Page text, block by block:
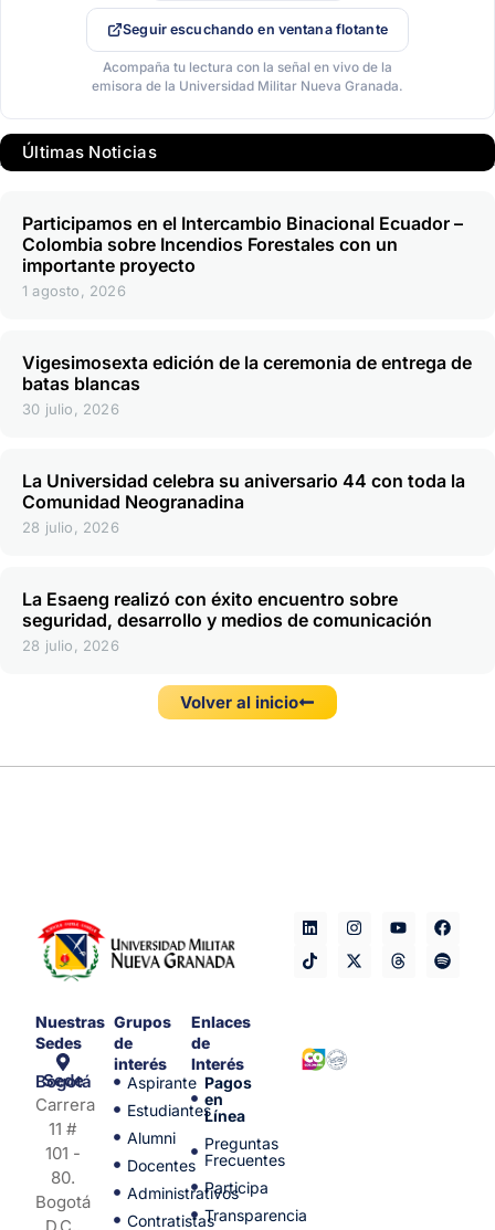
Seguir escuchando en ventana flotante
Acompaña tu lectura con la señal en vivo de la
emisora de la Universidad Militar Nueva Granada.
Últimas Noticias
Participamos en el Intercambio Binacional Ecuador –
Colombia sobre Incendios Forestales con un
importante proyecto
1 agosto, 2026
Vigesimosexta edición de la ceremonia de entrega de
batas blancas
30 julio, 2026
La Universidad celebra su aniversario 44 con toda la
Comunidad Neogranadina
28 julio, 2026
La Esaeng realizó con éxito encuentro sobre
seguridad, desarrollo y medios de comunicación
28 julio, 2026
Volver al inicio
Nuestras
Sedes
Sede Bogotá
Carrera
11 #
101 -
80.
Bogotá
Grupos
de
interés
Aspirante
Estudiantes
Alumni
Docentes
Administrativos
Contratistas
Enlaces
de
Interés
Pagos
en
Línea
Preguntas
Frecuentes
Participa
Transparencia